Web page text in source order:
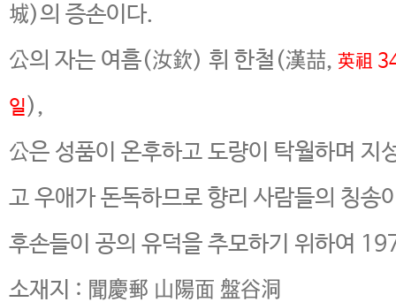
城)의 증손이다.
公의 자는 여흠(汝欽) 휘 한철(漢喆, 英祖
일),
公은 성품이 온후하고 도량이 탁월하며 지
고 우애가 돈독하므로 향리 사람들의 칭송
후손들이 공의 유덕을 추모하기 위하여
소재지 : 聞慶郵 山陽面 盤谷洞